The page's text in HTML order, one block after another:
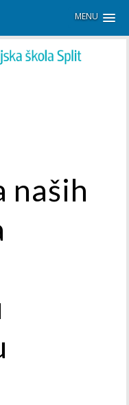
MENU
naših